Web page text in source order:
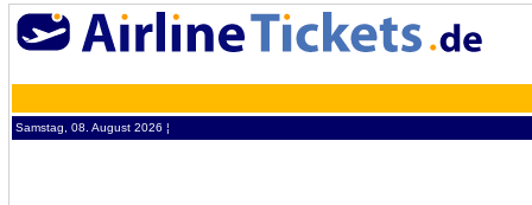
Samstag, 08. August 2026 ¦